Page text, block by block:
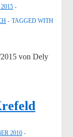
TAGGED WITH
von Dely
2010